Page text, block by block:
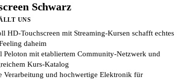
Schwarz
UNS
HD-Touchscreen mit Streaming-Kursen schafft echtes
daheim
Peloton mit etabliertem Community-Netzwerk und
Kurs-Katalog
Verarbeitung und hochwertige Elektronik für